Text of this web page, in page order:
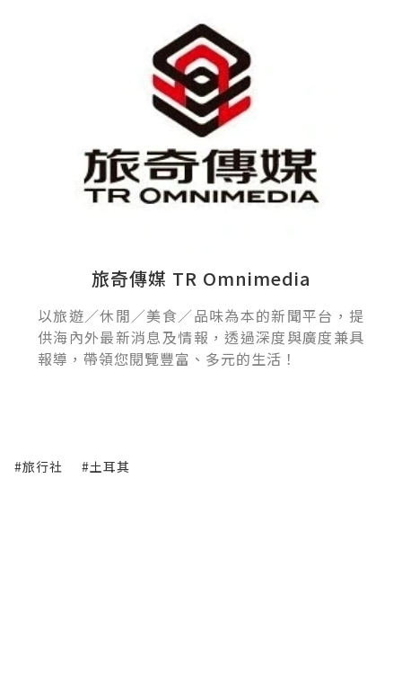
旅奇傳媒 TR Omnimedia
以旅遊／休閒／美食／品味為本的新聞平台，提
供海內外最新消息及情報，透過深度與廣度兼具
報導，帶領您閱覽豐富、多元的生活！
#旅行社 #土耳其